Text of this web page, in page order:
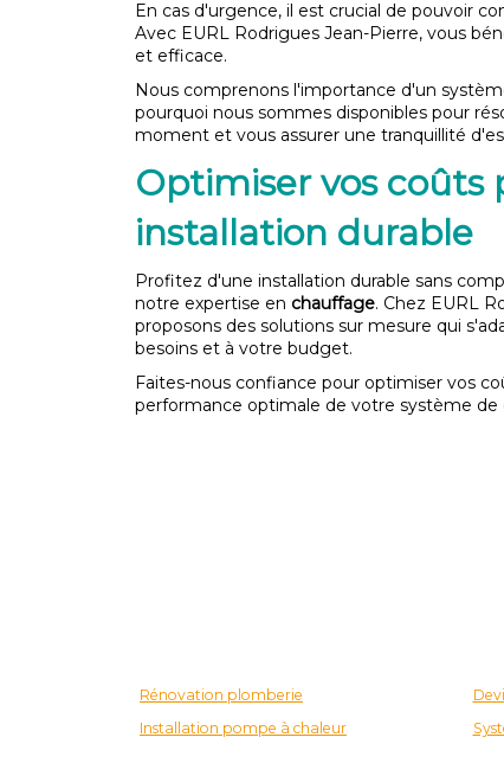
En cas d'urgence, il est crucial de pouvoir
Avec EURL Rodrigues Jean-Pierre, vous
et efficace.
Nous comprenons l'importance d'un
pourquoi nous sommes disponibles pour
moment et vous assurer une tranquillité
Optimiser vos coûts
installation durable
Profitez d'une installation durable sans
notre expertise en chauffage. Chez EURL
proposons des solutions sur mesure qui
besoins et à votre budget.
Faites-nous confiance pour optimiser vos
performance optimale de votre système de
Rénovation plomberie
Installation pompe à chaleur